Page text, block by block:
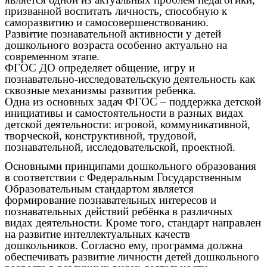
призванной воспитать личность, способную к
саморазвитию и самосовершенствованию.
Развитие познавательной активности у детей
дошкольного возраста особенно актуально на
современном этапе.
ФГОС ДО определяет общение, игру и
познавательно-исследовательскую деятельность как
сквозные механизмы развития ребенка.
Одна из основных задач ФГОС – поддержка детской
инициативы и самостоятельности в разных видах
детской деятельности: игровой, коммуникативной,
творческой, конструктивной, трудовой,
познавательной, исследовательской, проектной.
Основными принципами дошкольного образования
в соответствии с Федеральным Государственным
Образовательным стандартом является
формирование познавательных интересов и
познавательных действий ребёнка в различных
видах деятельности. Кроме того, стандарт направлен
на развитие интеллектуальных качеств
дошкольников. Согласно ему, программа должна
обеспечивать развитие личности детей дошкольного